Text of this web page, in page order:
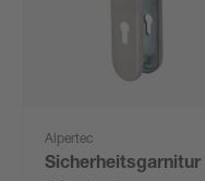
Alpertec
Sicherheitsgarnitur